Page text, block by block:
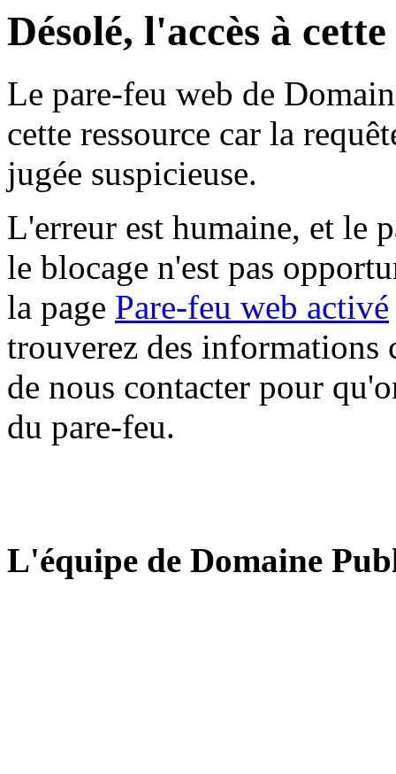
Désolé, l'accès à
Le pare-feu web de
cette ressource car la
jugée suspicieuse.
L'erreur est humaine, et le
le blocage n'est pas
la page Pare-feu web activé
trouverez des informations
de nous contacter pour
du pare-feu.
L'équipe de Domaine